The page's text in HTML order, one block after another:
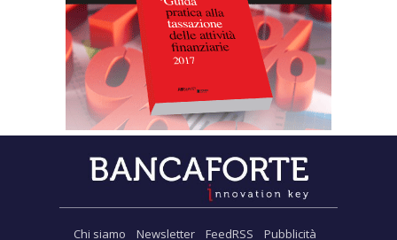
Chi siamo Newsletter FeedRSS Pubblicità